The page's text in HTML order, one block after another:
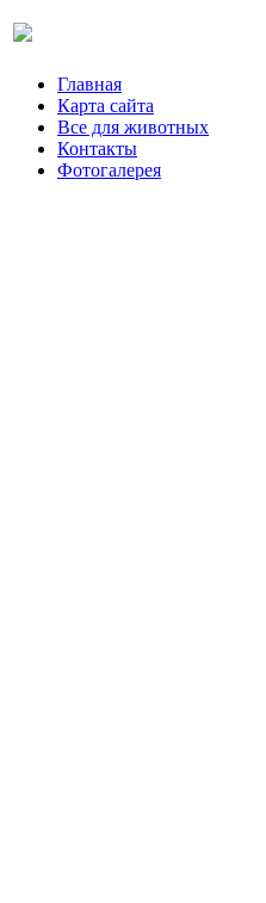
Главная
Карта сайта
Все для животных
Контакты
Фотогалерея